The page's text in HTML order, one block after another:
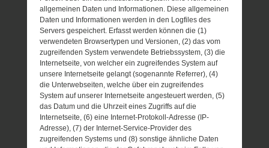
allgemeinen Daten und Informationen. Diese allgemeinen
Daten und Informationen werden in den Logfiles des
Servers gespeichert. Erfasst werden können die (1)
verwendeten Browsertypen und Versionen, (2) das vom
zugreifenden System verwendete Betriebssystem, (3) die
Internetseite, von welcher ein zugreifendes System auf
unsere Internetseite gelangt (sogenannte Referrer), (4)
die Unterwebseiten, welche über ein zugreifendes
System auf unserer Internetseite angesteuert werden, (5)
das Datum und die Uhrzeit eines Zugriffs auf die
Internetseite, (6) eine Internet-Protokoll-Adresse (IP-
Adresse), (7) der Internet-Service-Provider des
zugreifenden Systems und (8) sonstige ähnliche Daten